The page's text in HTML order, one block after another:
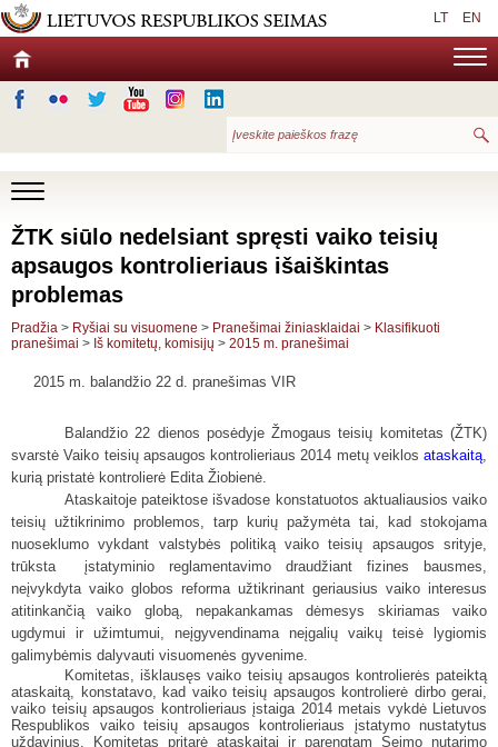
LT EN
ŽTK siūlo nedelsiant spręsti vaiko teisių
apsaugos kontrolieriaus išaiškintas
problemas
Pradžia > Ryšiai su visuomene > Pranešimai žiniasklaidai > Klasifikuoti
pranešimai > Iš komitetų, komisijų > 2015 m. pranešimai
2015 m. balandžio 22 d. pranešimas VIR
Balandžio 22 dienos posėdyje Žmogaus teisių komitetas (ŽTK)
svarstė Vaiko teisių apsaugos kontrolieriaus 2014 metų veiklos ataskaitą,
kurią pristatė kontrolierė Edita Žiobienė.
Ataskaitoje pateiktose išvadose konstatuotos aktualiausios vaiko
teisių užtikrinimo problemos, tarp kurių pažymėta tai, kad stokojama
nuoseklumo vykdant valstybės politiką vaiko teisių apsaugos srityje,
trūksta
įstatyminio reglamentavimo draudžiant fizines bausmes,
neįvykdyta vaiko globos reforma užtikrinant geriausius vaiko interesus
atitinkančią vaiko globą, nepakankamas dėmesys skiriamas vaiko
ugdymui ir užimtumui, neįgyvendinama neįgalių vaikų teisė lygiomis
galimybėmis dalyvauti visuomenės gyvenime.
Komitetas, išklausęs vaiko teisių apsaugos kontrolierės pateiktą
ataskaitą, konstatavo, kad vaiko teisių apsaugos kontrolierė dirbo gerai,
vaiko teisių apsaugos kontrolieriaus įstaiga 2014 metais vykdė Lietuvos
Respublikos vaiko teisių apsaugos kontrolieriaus įstatymo nustatytus
uždavinius. Komitetas pritarė ataskaitai ir parengtam Seimo nutarimo